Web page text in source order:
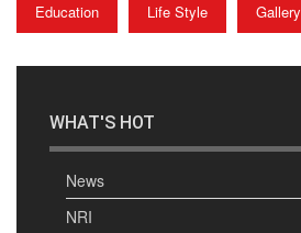
Education Life Style Gallery
WHAT'S HOT
News
NRI